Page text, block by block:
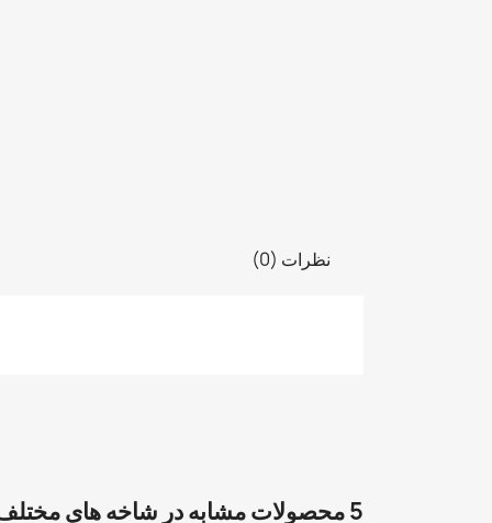
نظرات (0)
5 محصولات مشابه در شاخه های مختلف: